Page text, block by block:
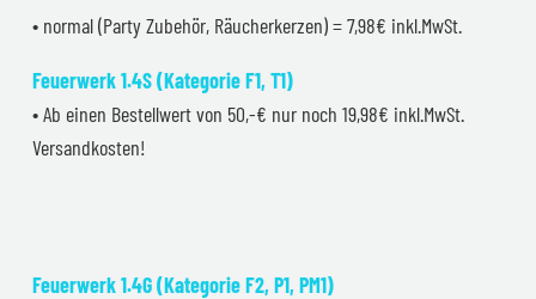
• normal (Party Zubehör, Räucherkerzen) = 7,98€ inkl.MwSt.
Feuerwerk 1.4S (Kategorie F1, T1)
• Ab einen Bestellwert von 50,-€ nur noch 19,98€ inkl.MwSt.
Versandkosten!
Feuerwerk 1.4G (Kategorie F2, P1, PM1)